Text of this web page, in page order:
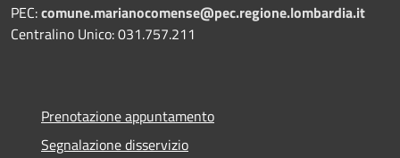
PEC:comune.marianocomense@pec.regione.lombardia.it
Centralino Unico: 031.757.211
Prenotazione appuntamento
Segnalazione disservizio